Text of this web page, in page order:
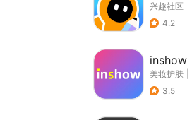
兴趣社区
4.2
inshow
美妆护肤
3.5